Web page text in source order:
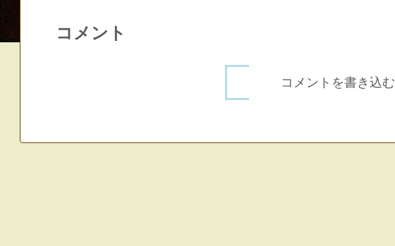
コメント
コメントを書き込む